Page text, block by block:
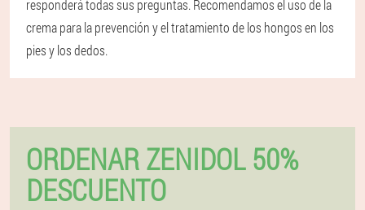
responderá todas sus preguntas. Recomendamos el uso de la
crema para la prevención y el tratamiento de los hongos en los
pies y los dedos.
ORDENAR ZENIDOL 50%
DESCUENTO